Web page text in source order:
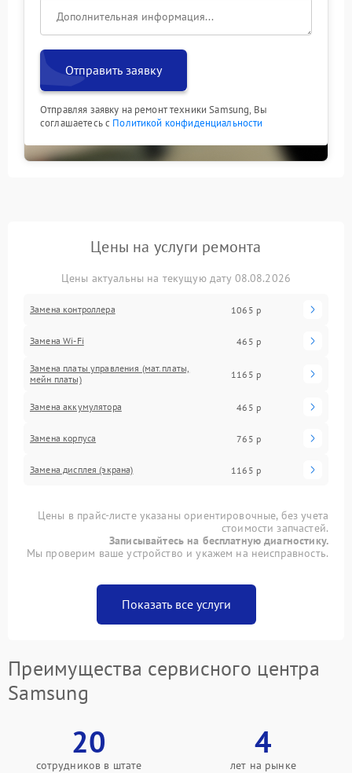
Отправить заявку
Отправляя заявку на ремонт техники Samsung, Вы
соглашаетесь с Политикой конфиденциальности
Цены на услуги ремонта
Цены актуальны на текущую дату 08.08.2026
Замена контроллера 1065 р
Замена Wi-Fi 465 р
Замена платы управления (мат.платы,
мейн платы)
1165 р
Замена аккумулятора 465 р
Замена корпуса 765 р
Замена дисплея (экрана) 1165 р
Цены в прайс-листе указаны ориентировочные, без учета
стоимости запчастей.
Записывайтесь на бесплатную диагностику.
Мы проверим ваше устройство и укажем на неисправность.
Показать все услуги
Преимущества сервисного центра
Samsung
20
сотрудников в штате
4
лет на рынке